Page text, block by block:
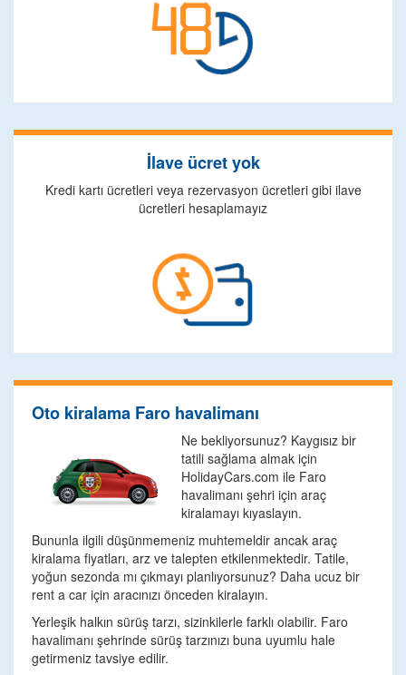
İlave ücret yok
Kredi kartı ücretleri veya rezervasyon ücretleri gibi ilave
ücretleri hesaplamayız
Oto kiralama Faro havalimanı
Ne bekliyorsunuz? Kaygısız bir
tatili sağlama almak için
HolidayCars.com ile Faro
havalimanı şehri için araç
kiralamayı kıyaslayın.
Bununla ilgili düşünmemeniz muhtemeldir ancak araç
kiralama fiyatları, arz ve talepten etkilenmektedir. Tatile,
yoğun sezonda mı çıkmayı planlıyorsunuz? Daha ucuz bir
rent a car için aracınızı önceden kiralayın.
Yerleşik halkın sürüş tarzı, sizinkilerle farklı olabilir. Faro
havalimanı şehrinde sürüş tarzınızı buna uyumlu hale
getirmeniz tavsiye edilir.